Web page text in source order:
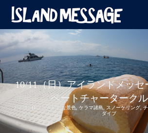
10/11（日）アイランドメッ
ベートチャーターク
2020.10.11 きれいな景色 ケラマ諸島 スノーケリング
ダイブ